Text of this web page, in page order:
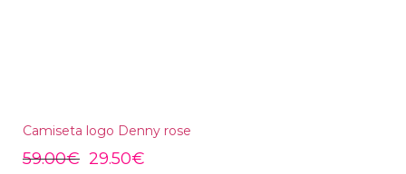
Camiseta logo Denny rose
59.00€ 29.50€